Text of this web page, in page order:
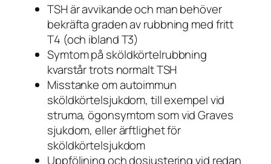
TSH är avvikande och man behöver
bekräfta graden av rubbning med fritt
T4 (och ibland T3)
Symtom på sköldkörtelrubbning
kvarstår trots normalt TSH
Misstanke om autoimmun
sköldkörtelsjukdom, till exempel vid
struma, ögonsymtom som vid Graves
sjukdom, eller ärftlighet för
sköldkörtelsjukdom
Uppföljning och dosjustering vid redan